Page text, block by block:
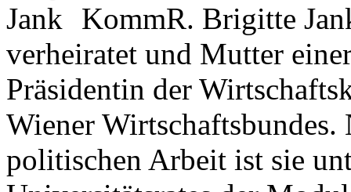
KommR. Brigitte
verheiratet und Mutter
Präsidentin der
Wiener
politischen Arbeit ist sie